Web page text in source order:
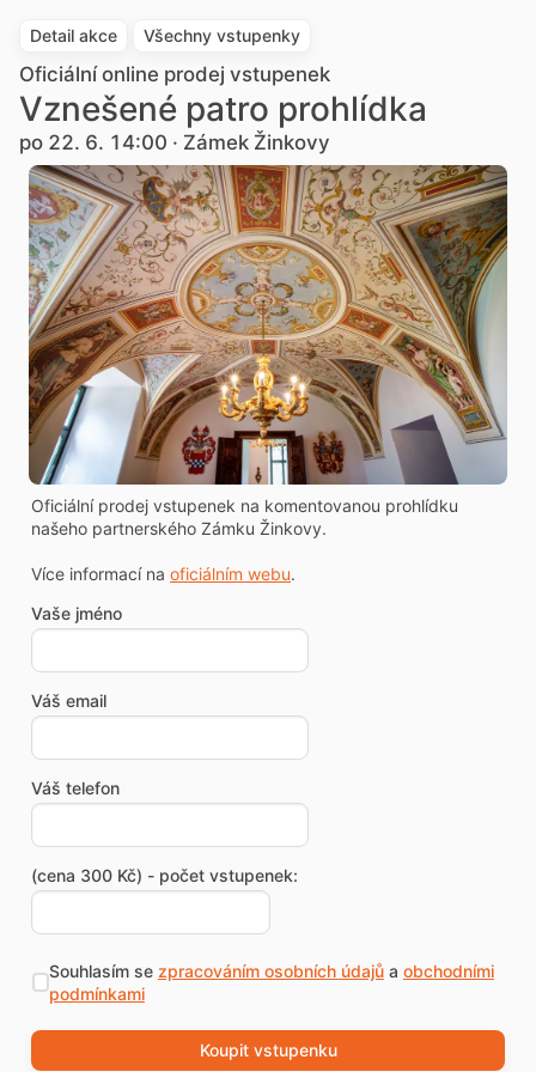
Detail akce Všechny vstupenky
Oficiální online prodej vstupenek
Vznešené patro prohlídka
po 22. 6. 14:00 · Zámek Žinkovy
Oficiální prodej vstupenek na komentovanou prohlídku
našeho partnerského Zámku Žinkovy.
Více informací na oficiálním webu.
Vaše jméno
Váš email
Váš telefon
(cena 300 Kč) - počet vstupenek:
Souhlasím se zpracováním osobních údajůa obchodními
podmínkami
Koupit vstupenku